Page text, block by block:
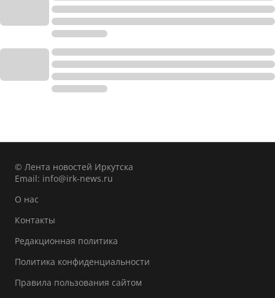
© Лента новостей Иркутска
Email: info@irk-news.ru
О нас
Контакты
Редакционная политика
Политика конфиденциальности
Правила пользования сайтом